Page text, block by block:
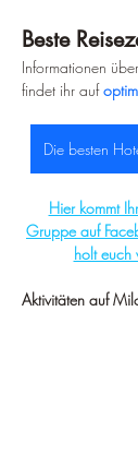
Beste
Informationen
findet ihr auf
Die besten
Hier kommt
Gruppe auf
holt euch
Aktivitäten auf